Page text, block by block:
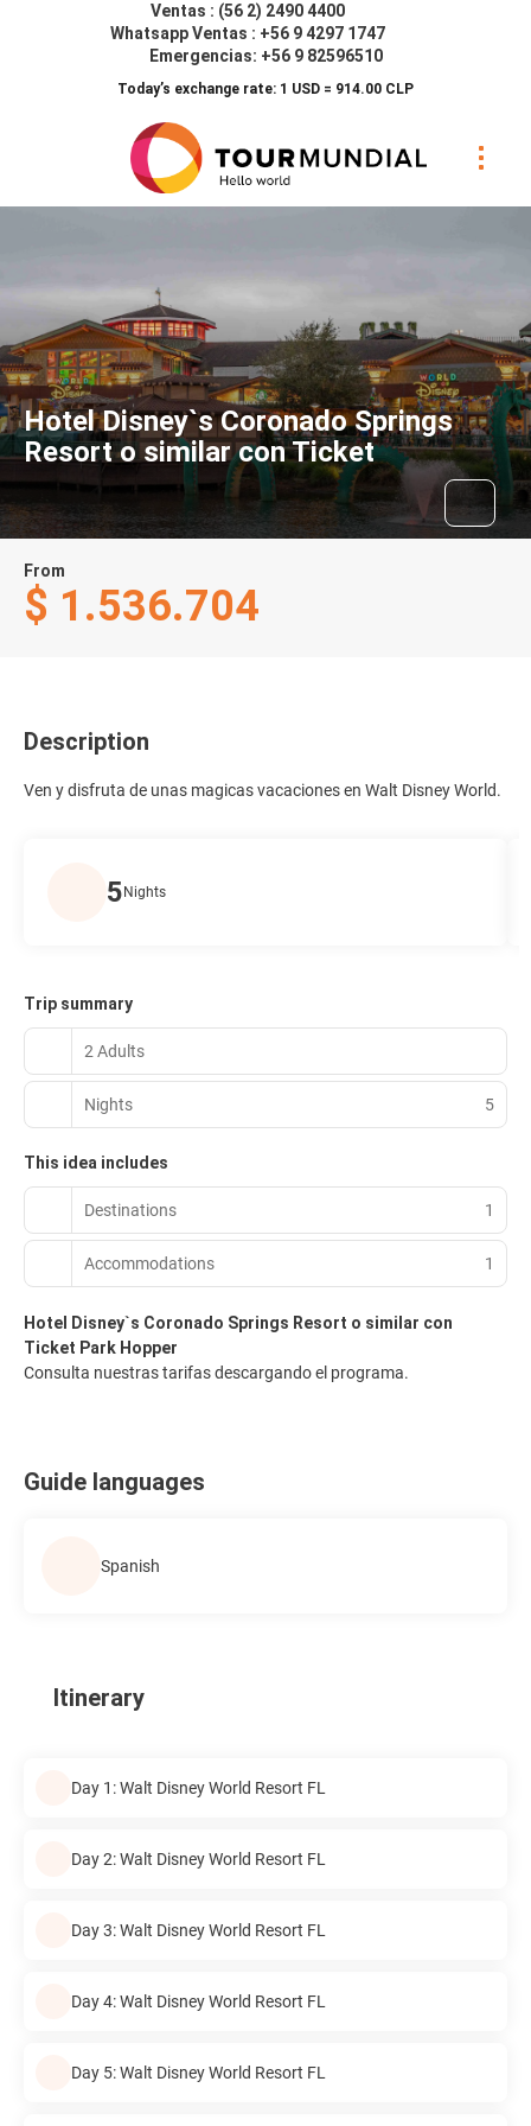
Ventas : (56 2) 2490 4400
Whatsapp Ventas : +56 9 4297 1747
Emergencias: +56 9 82596510
Today’s exchange rate: 1 USD = 914.00 CLP
Hotel Disney`s Coronado Springs
Resort o similar con Ticket
From
$ 1.536.704
Description
Ven y disfruta de unas magicas vacaciones en Walt Disney World.
5 Nights
Trip summary
2 Adults
Nights 5
This idea includes
Destinations 1
Accommodations 1
Hotel Disney`s Coronado Springs Resort o similar con
Ticket Park Hopper
Consulta nuestras tarifas descargando el programa.
Guide languages
Spanish
Itinerary
Day 1: Walt Disney World Resort FL
Day 2: Walt Disney World Resort FL
Day 3: Walt Disney World Resort FL
Day 4: Walt Disney World Resort FL
Day 5: Walt Disney World Resort FL